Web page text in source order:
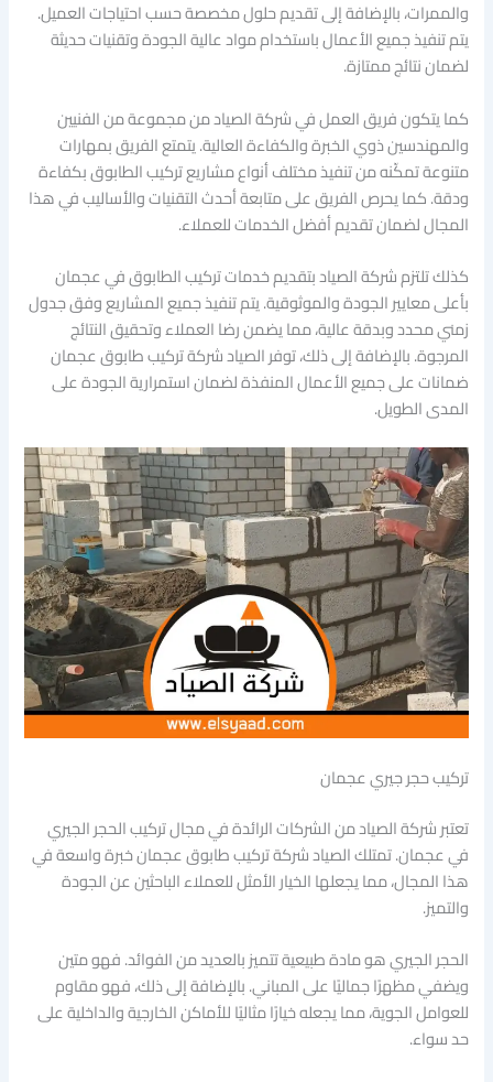
والممرات، بالإضافة إلى تقديم حلول مخصصة حسب احتياجات العميل.
يتم تنفيذ جميع الأعمال باستخدام مواد عالية الجودة وتقنيات حديثة
لضمان نتائج ممتازة.
كما يتكون فريق العمل في شركة الصياد من مجموعة من الفنيين
والمهندسين ذوي الخبرة والكفاءة العالية. يتمتع الفريق بمهارات
متنوعة تمكّنه من تنفيذ مختلف أنواع مشاريع تركيب الطابوق بكفاءة
ودقة. كما يحرص الفريق على متابعة أحدث التقنيات والأساليب في هذا
المجال لضمان تقديم أفضل الخدمات للعملاء.
كذلك تلتزم شركة الصياد بتقديم خدمات تركيب الطابوق في عجمان
بأعلى معايير الجودة والموثوقية. يتم تنفيذ جميع المشاريع وفق جدول
زمني محدد وبدقة عالية، مما يضمن رضا العملاء وتحقيق النتائج
المرجوة. بالإضافة إلى ذلك، توفر الصياد شركة تركيب طابوق عجمان
ضمانات على جميع الأعمال المنفذة لضمان استمرارية الجودة على
المدى الطويل.
تركيب حجر جيري عجمان
تعتبر شركة الصياد من الشركات الرائدة في مجال تركيب الحجر الجيري
في عجمان. تمتلك الصياد شركة تركيب طابوق عجمان خبرة واسعة في
هذا المجال، مما يجعلها الخيار الأمثل للعملاء الباحثين عن الجودة
والتميز.
الحجر الجيري هو مادة طبيعية تتميز بالعديد من الفوائد. فهو متين
ويضفي مظهرًا جماليًا على المباني. بالإضافة إلى ذلك، فهو مقاوم
للعوامل الجوية، مما يجعله خيارًا مثاليًا للأماكن الخارجية والداخلية على
حد سواء.